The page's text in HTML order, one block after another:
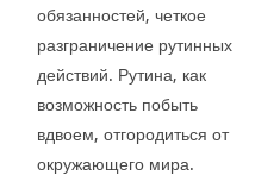
обязанностей, четкое
разграничение рутинных
действий. Рутина, как
возможность побыть
вдвоем, отгородиться от
окружающего мира.